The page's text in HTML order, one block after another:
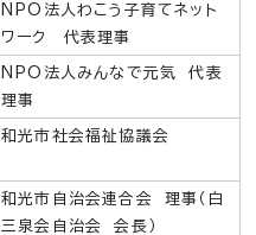
NPO法人わこう子育てネット
ワーク 代表理事
NPO法人みんなで元気 代表
理事
和光市社会福祉協議会
和光市自治会連合会 理事（白
三泉会自治会 会長）